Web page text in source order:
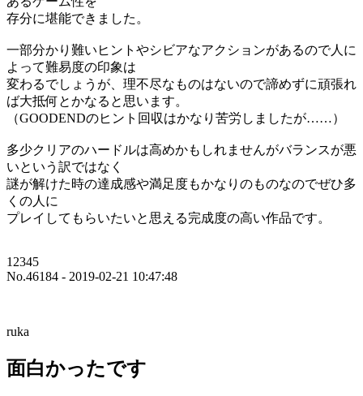
存分に堪能できました。
一部分かり難いヒントやシビアなアクションがあるので人に
よって難易度の印象は
変わるでしょうが、理不尽なものはないので諦めずに頑張れ
ば大抵何とかなると思います。
（GOODENDのヒント回収はかなり苦労しましたが……）
多少クリアのハードルは高めかもしれませんがバランスが悪
いという訳ではなく
謎が解けた時の達成感や満足度もかなりのものなのでぜひ多
くの人に
プレイしてもらいたいと思える完成度の高い作品です。
12345
No.46184 - 2019-02-21 10:47:48
ruka
面白かったです